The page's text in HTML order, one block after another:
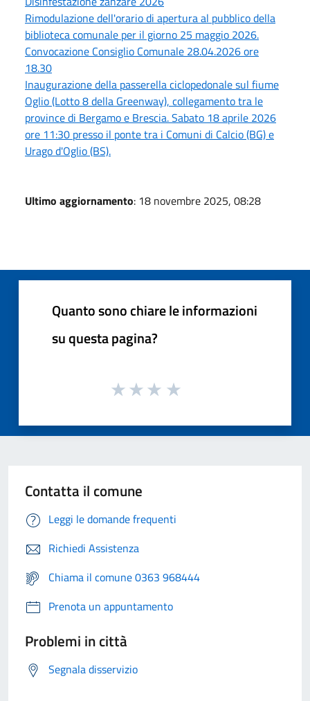
Rimodulazione dell'orario di apertura al pubblico della
biblioteca comunale per il giorno 25 maggio 2026.
Convocazione Consiglio Comunale 28.04.2026 ore
18.30
Inaugurazione della passerella ciclopedonale sul fiume
Oglio (Lotto 8 della Greenway), collegamento tra le
province di Bergamo e Brescia. Sabato 18 aprile 2026
ore 11:30 presso il ponte tra i Comuni di Calcio (BG) e
Urago d'Oglio (BS).
Ultimo aggiornamento: 18 novembre 2025, 08:28
Quanto sono chiare le informazioni
su questa pagina?
Contatta il comune
Leggi le domande frequenti
Richiedi Assistenza
Chiama il comune 0363 968444
Prenota un appuntamento
Problemi in città
Segnala disservizio